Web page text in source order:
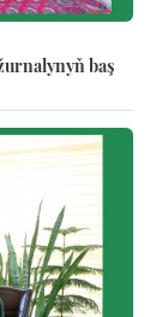
baş